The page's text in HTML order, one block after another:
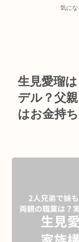
気に
生見愛瑠
デル？父
はお金持